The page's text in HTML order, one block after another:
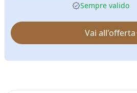
Sempre valido
Vai all'offerta